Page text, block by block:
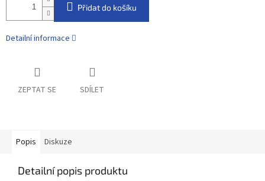
Přidat do košíku
Detailní informace
ZEPTAT SE SDÍLET
Popis Diskuze
Detailní popis produktu